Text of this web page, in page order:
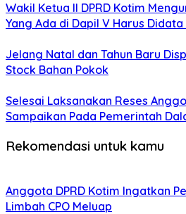
Wakil Ketua II DPRD Kotim
Yang Ada di Dapil V Harus Didata
Jelang Natal dan Tahun Baru
Stock Bahan Pokok
Selesai Laksanakan Reses
Sampaikan Pada Pemerintah
Rekomendasi untuk kamu
Anggota DPRD Kotim Ingatkan
Limbah CPO Meluap